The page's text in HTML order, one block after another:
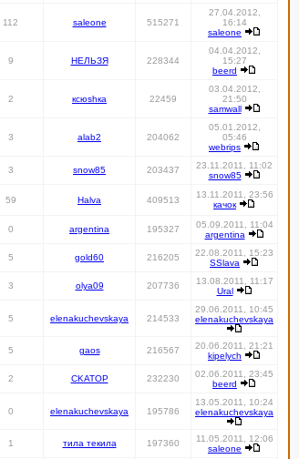
112 saleone 515271
27.04.2012,
16:14
saleone
9 НЕЛЬЗЯ 228344
04.04.2012,
15:27
beerd
2 ксюshка 22459
03.04.2012,
21:50
samwall
3 alab2 204062
05.01.2012,
05:46
webrips
3 snow85 203437
23.11.2011, 11:02
snow85
59 Halva 409513
13.11.2011, 23:56
качок
0 argentina 195327
05.09.2011, 11:04
argentina
5 gold60 216205
22.08.2011, 15:23
SSlava
3 olya09 207736
13.08.2011, 11:17
Ural
5 elenakuchevskaya 214533
29.06.2011, 10:45
elenakuchevskaya
5 gaos 216567
20.06.2011, 21:21
kipelych
2 CKATOP 232230
02.06.2011, 23:45
beerd
0 elenakuchevskaya 195786
13.05.2011, 10:24
elenakuchevskaya
1 тила текила 197360
11.05.2011, 12:06
saleone